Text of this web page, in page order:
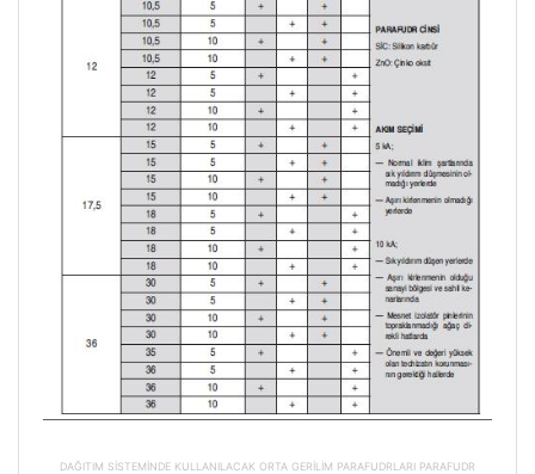
DAĞITIM SİSTEMİNDE KULLANILACAK ORTA GERİLİM PARAFUDRLARI PARAFUDR